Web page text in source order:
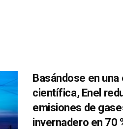
Basándose en
científica, Enel
emisiones de
invernadero en 70